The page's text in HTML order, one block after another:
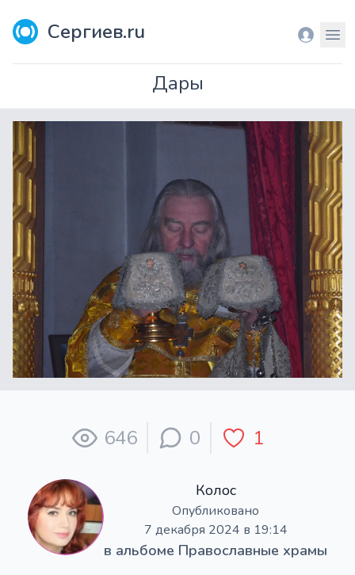
Сергиев.ru Вход
Дары
646 0 1
Колос
Опубликовано
7 декабря 2024 в 19:14
в альбоме Православные храмы